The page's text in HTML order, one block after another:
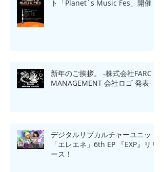
ト「Planet`s Music Fes」開催
新年のご挨拶。 -株式会社FARC
MANAGEMENT 会社ロゴ 発表-
デジタルサブカルチャーユニット
「エレエネ」6th EP 『EXP』リリ
ース！